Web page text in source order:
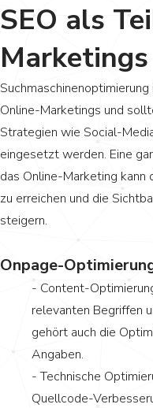
SEO als
Marketings
Online-Marketings und
Strategien wie Social-
eingesetzt werden. Eine
das Online-Marketing
zu erreichen und die
steigern.
Onpage-
- Content-
relevanten Begriffen
gehört auch die
Angaben.
- Technische
Quellcode-